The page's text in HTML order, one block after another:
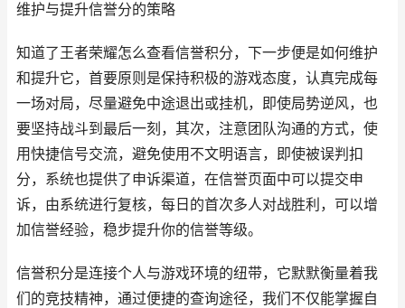
维护与提升信誉分的策略
知道了王者荣耀怎么查看信誉积分，下一步便是如何维护
和提升它，首要原则是保持积极的游戏态度，认真完成每
一场对局，尽量避免中途退出或挂机，即使局势逆风，也
要坚持战斗到最后一刻，其次，注意团队沟通的方式，使
用快捷信号交流，避免使用不文明语言，即使被误判扣
分，系统也提供了申诉渠道，在信誉页面中可以提交申
诉，由系统进行复核，每日的首次多人对战胜利，可以增
加信誉经验，稳步提升你的信誉等级。
信誉积分是连接个人与游戏环境的纽带，它默默衡量着我
们的竞技精神，通过便捷的查询途径，我们不仅能掌握自